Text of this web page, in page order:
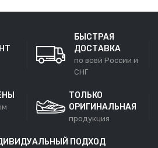
БЫСТРАЯ
ДОСТАВКА
по всей России и
СНГ
ТОЛЬКО
ОРИГИНАЛЬНАЯ
продукция
ПОДХОД